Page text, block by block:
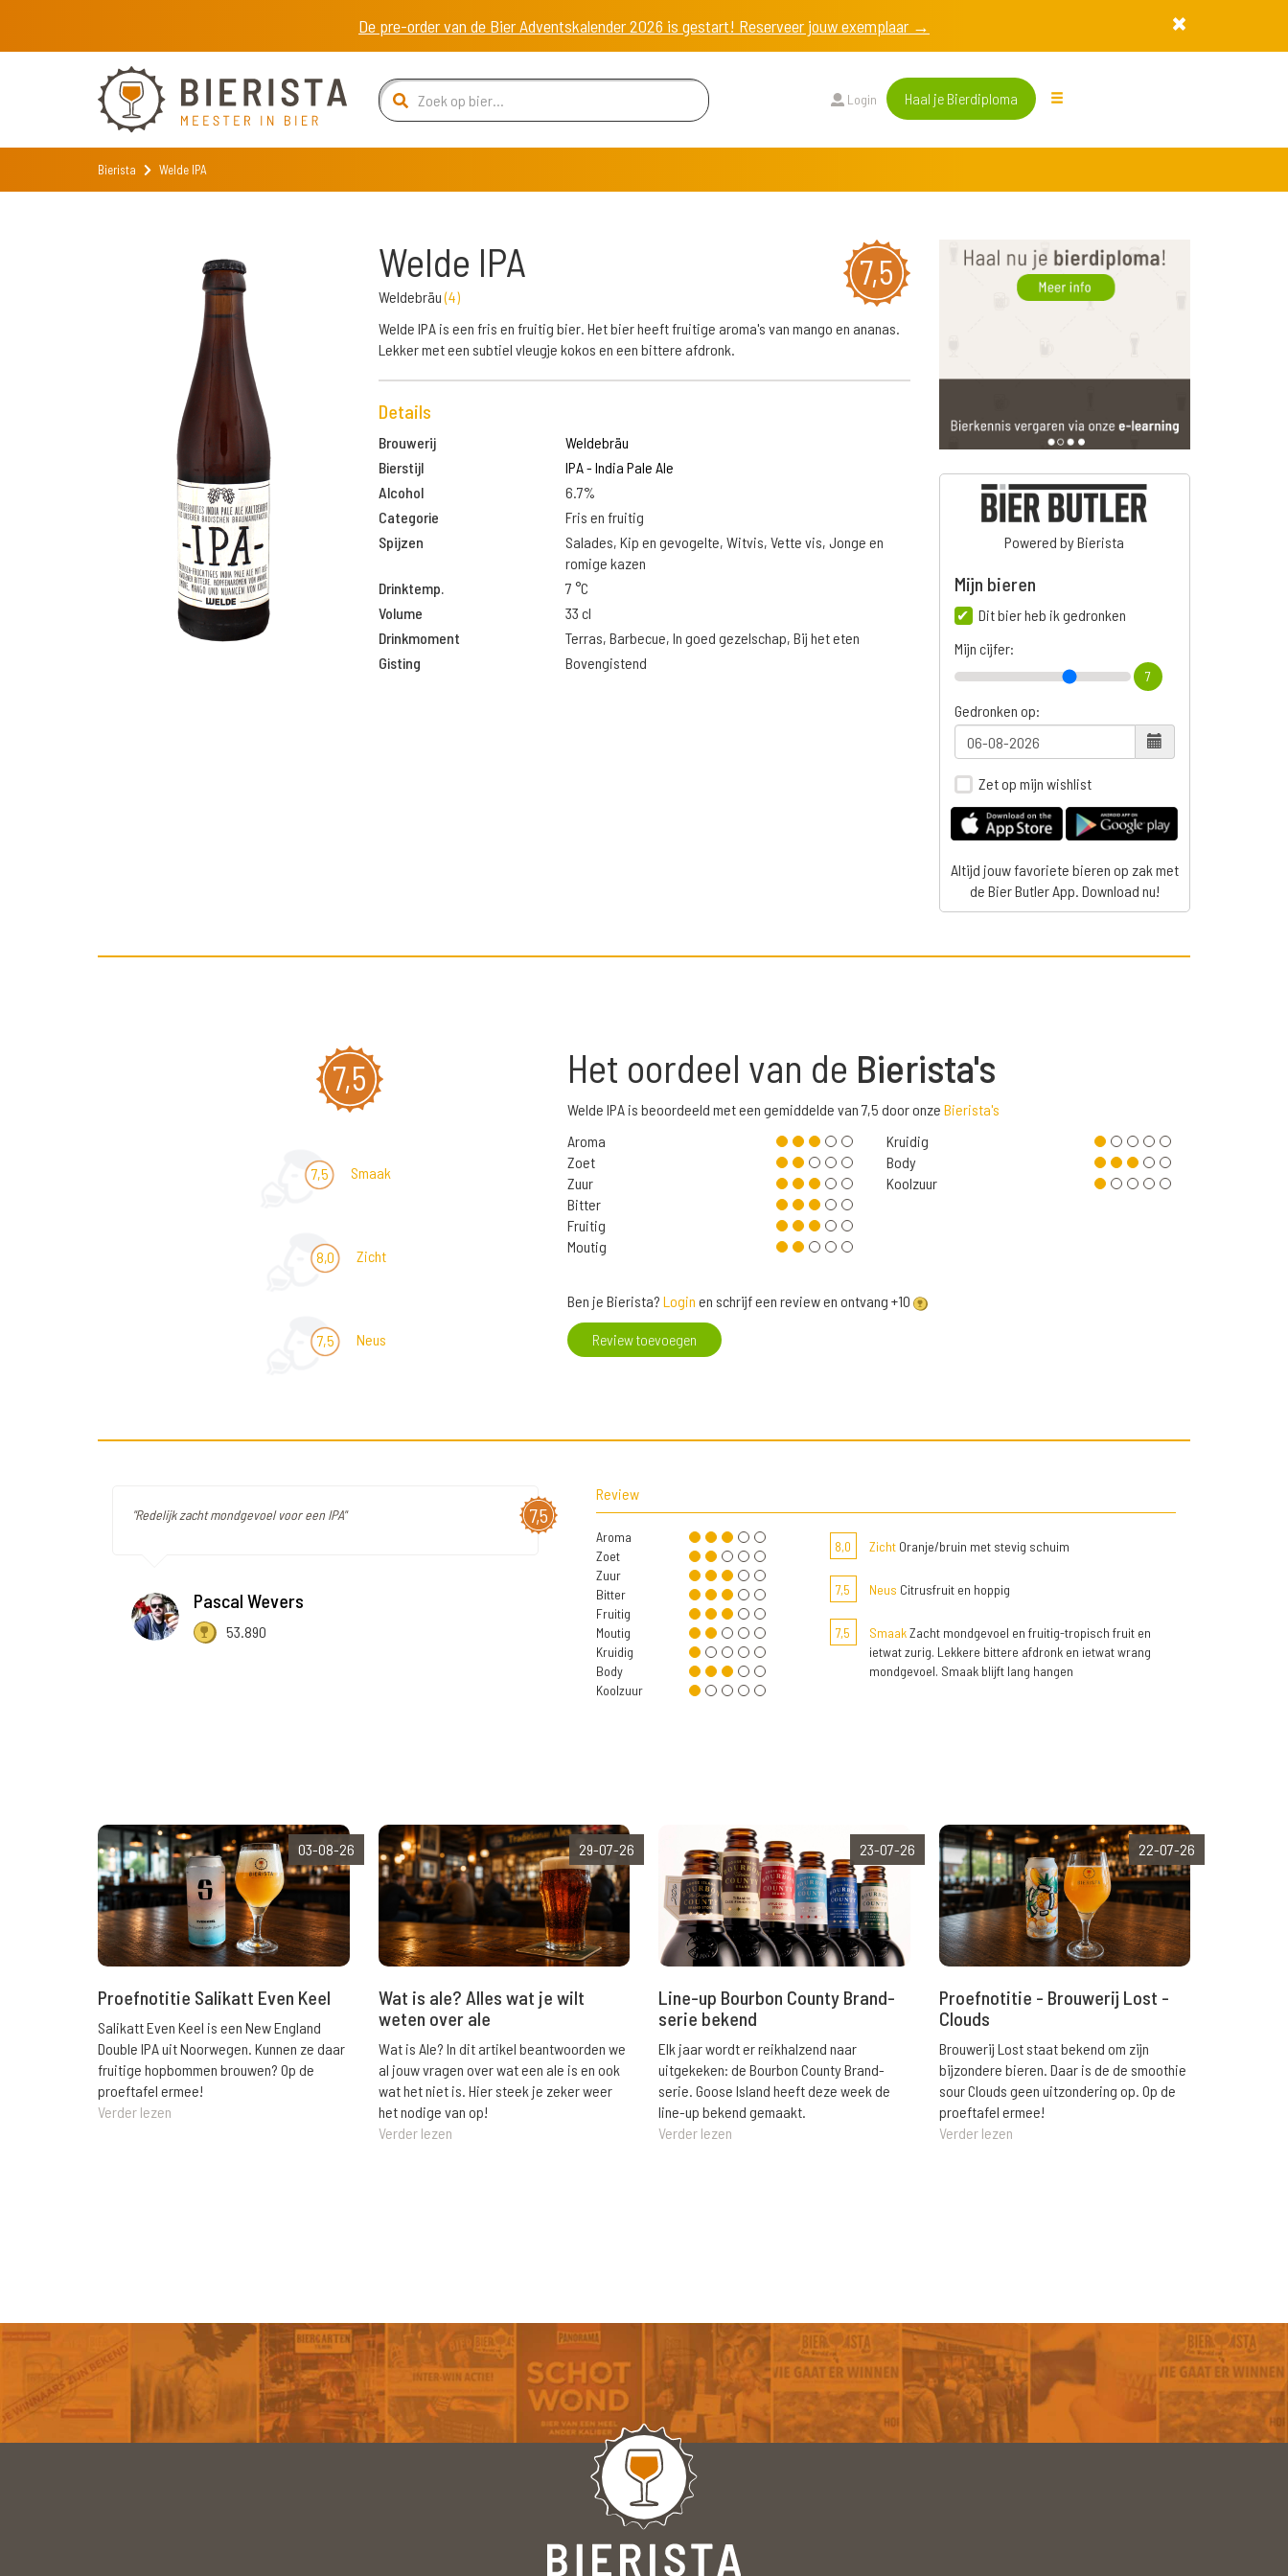
De pre-order van de Bier Adventskalender 2026 is gestart! Reserveer jouw exemplaar →
Login Haal je Bierdiploma
Bierista Welde IPA
7,5
Welde IPA
Weldebräu(4)
Welde IPA is een fris en fruitig bier. Het bier heeft fruitige aroma's van mango en ananas.
Lekker met een subtiel vleugje kokos en een bittere afdronk.
Details
Brouwerij
Weldebräu
Bierstijl
IPA - India Pale Ale
Alcohol
6.7%
Categorie
Fris en fruitig
Spijzen
Salades, Kip en gevogelte, Witvis, Vette vis, Jonge en
romige kazen
Drinktemp.
7 °C
Volume
33 cl
Drinkmoment
Terras, Barbecue, In goed gezelschap, Bij het eten
Gisting
Bovengistend
Powered by Bierista
Mijn bieren
Dit bier heb ik gedronken
Mijn cijfer:
7
Gedronken op:
Zet op mijn wishlist
Altijd jouw favoriete bieren op zak met
de Bier Butler App. Download nu!
7,5
7,5 Smaak
8,0 Zicht
7,5 Neus
Het oordeel van de Bierista's
Welde IPA is beoordeeld met een gemiddelde van 7,5 door onze Bierista's
Aroma
Zoet
Zuur
Bitter
Fruitig
Moutig
Kruidig
Body
Koolzuur
Ben je Bierista? Login en schrijf een review en ontvang +10
Review toevoegen
7,5
"Redelijk zacht mondgevoel voor een IPA"
Pascal Wevers
53.890
Review
Aroma
Zoet
Zuur
Bitter
Fruitig
Moutig
Kruidig
Body
Koolzuur
8,0 ZichtOranje/bruin met stevig schuim
7,5 Neus Citrusfruit en hoppig
7,5 SmaakZacht mondgevoel en fruitig-tropisch fruit en
ietwat zurig. Lekkere bittere afdronk en ietwat wrang
mondgevoel. Smaak blijft lang hangen
03-08-26
Proefnotitie Salikatt Even Keel
Salikatt Even Keel is een New England
Double IPA uit Noorwegen. Kunnen ze daar
fruitige hopbommen brouwen? Op de
proeftafel ermee!
Verder lezen
29-07-26
Wat is ale? Alles wat je wilt
weten over ale
Wat is Ale? In dit artikel beantwoorden we
al jouw vragen over wat een ale is en ook
wat het niet is. Hier steek je zeker weer
het nodige van op!
Verder lezen
23-07-26
Line-up Bourbon County Brand-
serie bekend
Elk jaar wordt er reikhalzend naar
uitgekeken: de Bourbon County Brand-
serie. Goose Island heeft deze week de
line-up bekend gemaakt.
Verder lezen
22-07-26
Proefnotitie - Brouwerij Lost -
Clouds
Brouwerij Lost staat bekend om zijn
bijzondere bieren. Daar is de de smoothie
sour Clouds geen uitzondering op. Op de
proeftafel ermee!
Verder lezen